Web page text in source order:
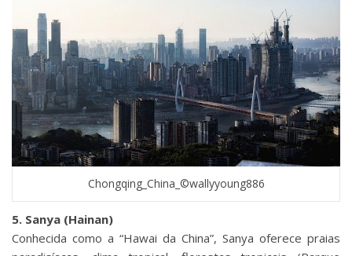
Chongqing_China_©wallyyoung886
5. Sanya (Hainan)
Conhecida como a “Hawai da China”, Sanya oferece praias